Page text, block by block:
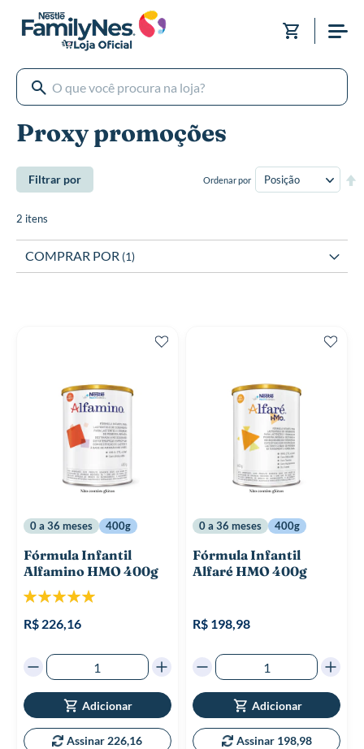
para
Meu
Proxy promoções
2 itens
Ordenar por
0 a 36 meses 400g
Fórmula Infantil
Alfamino HMO 400g
Classificação:
R$ 226,16
Adicionar
Assinar 226,16
0 a 36 meses 400g
Fórmula Infantil
Alfaré HMO 400g
R$ 198,98
Adicionar
Assinar 198,98
Filtrar por
COMPRAR POR